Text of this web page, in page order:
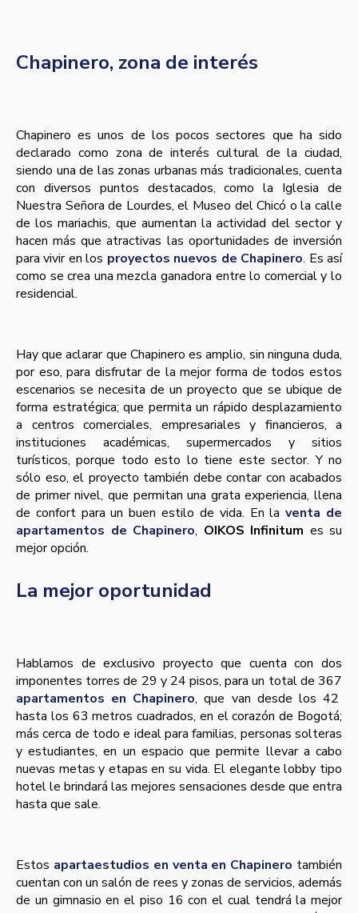
Chapinero, zona de interés
Chapinero es unos de los pocos sectores que ha sido
declarado como zona de interés cultural de la ciudad,
siendo una de las zonas urbanas más tradicionales, cuenta
con diversos puntos destacados, como la Iglesia de
Nuestra Señora de Lourdes, el Museo del Chicó o la calle
de los mariachis, que aumentan la actividad del sector y
hacen más que atractivas las oportunidades de inversión
para vivir en los proyectos nuevos de Chapinero. Es así
como se crea una mezcla ganadora entre lo comercial y lo
residencial.
Hay que aclarar que Chapinero es amplio, sin ninguna duda,
por eso, para disfrutar de la mejor forma de todos estos
escenarios se necesita de un proyecto que se ubique de
forma estratégica; que permita un rápido desplazamiento
a centros comerciales, empresariales y financieros, a
instituciones académicas, supermercados y sitios
turísticos, porque todo esto lo tiene este sector. Y no
sólo eso, el proyecto también debe contar con acabados
de primer nivel, que permitan una grata experiencia, llena
de confort para un buen estilo de vida. En laventa de
apartamentos de Chapinero, OIKOS Infinitum es su
mejor opción.
La mejor oportunidad
Hablamos de exclusivo proyecto que cuenta con dos
imponentes torres de 29 y 24 pisos, para un total de 367
apartamentos en Chapinero, que van desde los 42
hasta los 63 metros cuadrados, en el corazón de Bogotá;
más cerca de todo e ideal para familias, personas solteras
y estudiantes, en un espacio que permite llevar a cabo
nuevas metas y etapas en su vida. El elegante lobby tipo
hotel le brindará las mejores sensaciones desde que entra
hasta que sale.
Estos apartaestudios en venta en Chapinero también
cuentan con un salón de rees y zonas de servicios, además
de un gimnasio en el piso 16 con el cual tendrá la mejor